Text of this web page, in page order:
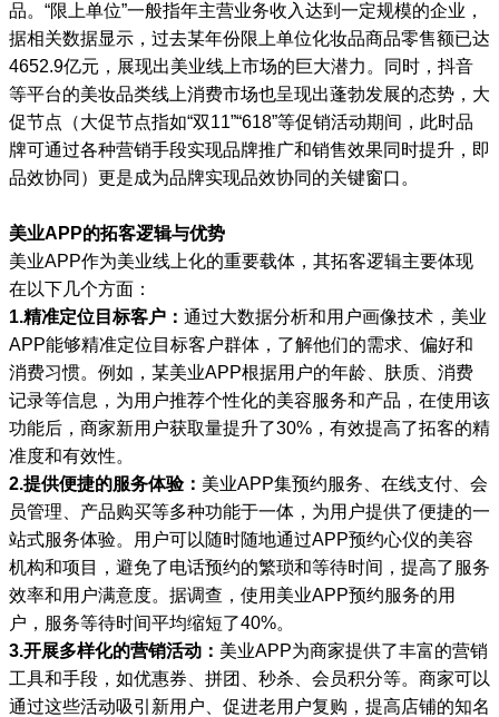
品。“限上单位”一般指年主营业务收入达到一定规模的企业，
据相关数据显示，过去某年份限上单位化妆品商品零售额已达
4652.9亿元，展现出美业线上市场的巨大潜力。同时，抖音
等平台的美妆品类线上消费市场也呈现出蓬勃发展的态势，大
促节点（大促节点指如“双11”“618”等促销活动期间，此时品
牌可通过各种营销手段实现品牌推广和销售效果同时提升，即
品效协同）更是成为品牌实现品效协同的关键窗口。
美业APP的拓客逻辑与优势
美业APP作为美业线上化的重要载体，其拓客逻辑主要体现
在以下几个方面：
1.精准定位目标客户： 通过大数据分析和用户画像技术，美业
APP能够精准定位目标客户群体，了解他们的需求、偏好和
消费习惯。例如，某美业APP根据用户的年龄、肤质、消费
记录等信息，为用户推荐个性化的美容服务和产品，在使用该
功能后，商家新用户获取量提升了30%，有效提高了拓客的精
准度和有效性。
2.提供便捷的服务体验： 美业APP集预约服务、在线支付、会
员管理、产品购买等多种功能于一体，为用户提供了便捷的一
站式服务体验。用户可以随时随地通过APP预约心仪的美容
机构和项目，避免了电话预约的繁琐和等待时间，提高了服务
效率和用户满意度。据调查，使用美业APP预约服务的用
户，服务等待时间平均缩短了40%。
3.开展多样化的营销活动： 美业APP为商家提供了丰富的营销
工具和手段，如优惠券、拼团、秒杀、会员积分等。商家可以
通过这些活动吸引新用户、促进老用户复购，提高店铺的知名